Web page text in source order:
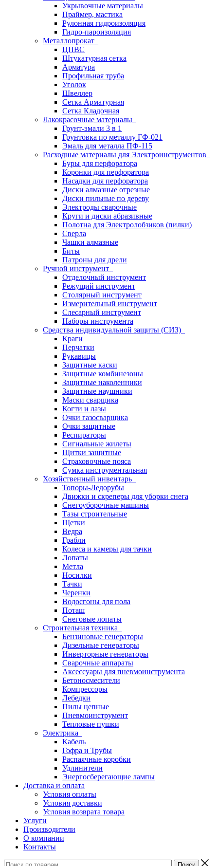
Укрывочные материалы
Праймер, мастика
Рулонная гидроизоляция
Гидро-пароизоляция
Металлопрокат
ЦПВС
Штукатурная сетка
Арматура
Профильная труба
Уголок
Швеллер
Сетка Арматурная
Сетка Кладочная
Лакокрасочные материалы
Грунт-эмали 3 в 1
Грунтовка по металлу ГФ-021
Эмаль для металла ПФ-115
Расходные материалы для Электроинструментов
Буры для перфоратора
Коронки для перфоратора
Насадки для перфоратора
Диски алмазные отрезные
Диски пильные по дереву
Электроды сварочные
Круги и диски абразивные
Полотна для Электролобзиков (пилки)
Сверла
Чашки алмазные
Биты
Патроны для дрели
Ручной инструмент
Отделочный инструмент
Режущий инструмент
Столярный инструмент
Измерительный инструмент
Слесарный инструмент
Наборы инструмента
Средства индивидуальной защиты (СИЗ)
Краги
Перчатки
Рукавицы
Защитные каски
Защитные комбинезоны
Защитные наколенники
Защитные наушники
Маски сварщика
Когти и лазы
Очки газосварщика
Очки защитные
Респираторы
Сигнальные жилеты
Щитки защитные
Страховочные пояса
Сумка инструментальная
Хозяйственный инвентарь
Топоры-Ледорубы
Движки и скреперы для уборки снега
Снегоуборочные машины
Тазы строительные
Щетки
Ведра
Грабли
Колеса и камеры для тачки
Лопаты
Метла
Носилки
Тачки
Черенки
Водосгоны для пола
Поташ
Снеговые лопаты
Строительная техника
Бензиновые генераторы
Дизельные генераторы
Инверторные генераторы
Сварочные аппараты
Аксессуары для пневмоинструмента
Бетоносмесители
Компрессоры
Лебедки
Пилы цепные
Пневмоинструмент
Тепловые пушки
Электрика
Кабель
Гофра и Трубы
Распаячные коробки
Удлинители
Энергосберегающие лампы
Доставка и оплата
Условия оплаты
Условия доставки
Условия возврата товара
Услуги
Производители
О компании
Контакты